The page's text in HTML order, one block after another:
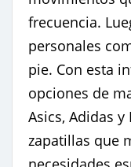
frecuencia.
personales
pie. Con esta
opciones de
Asics, Adidas
zapatillas que